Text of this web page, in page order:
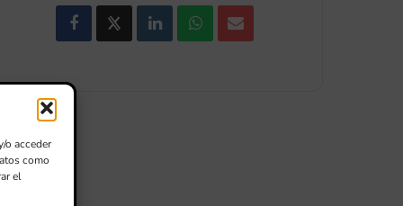
o acceder
como
el